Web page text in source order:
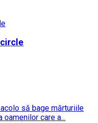
să bage mărturiile
care a...